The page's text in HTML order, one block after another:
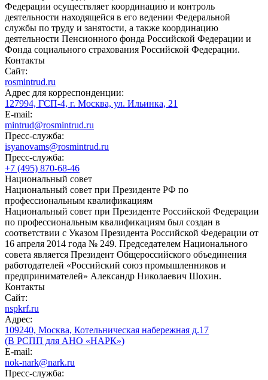
Федерации осуществляет координацию и контроль
деятельности находящейся в его ведении Федеральной
службы по труду и занятости, а также координацию
деятельности Пенсионного фонда Российской Федерации и
Фонда социального страхования Российской Федерации.
Контакты
Сайт:
rosmintrud.ru
Адрес для корреспонденции:
127994, ГСП-4, г. Москва, ул. Ильинка, 21
E-mail:
mintrud@rosmintrud.ru
Пресс-служба:
isyanovams@rosmintrud.ru
Пресс-служба:
+7 (495) 870-68-46
Национальный совет
Национальный совет при Президенте РФ по
профессиональным квалификациям
Национальный совет при Президенте Российской Федерации
по профессиональным квалификациям был создан в
соответствии с Указом Президента Российской Федерации от
16 апреля 2014 года № 249. Председателем Национального
совета является Президент Общероссийского объединения
работодателей «Российский союз промышленников и
предпринимателей» Александр Николаевич Шохин.
Контакты
Сайт:
nspkrf.ru
Адрес:
109240, Москва, Котельническая набережная д.17
(В РСПП для АНО «НАРК»)
E-mail:
nok-nark@nark.ru
Пресс-служба: